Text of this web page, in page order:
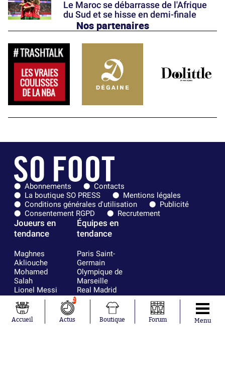
Le Maroc se débarrasse de l'Afrique
du Sud et se hisse en demi-finale
Nos partenaires
Abonnements
Contacts
La boutique SO PRESS
Mentions légales
Conditions générales d'utilisation
Publicité
Consentement RGPD
Recrutement
Joueurs en
tendance
Maghnes
Akliouche
Mohamed
Salah
Lionel Messi
Ferrán Torres
Kilian Corredor
Franco
Mastantuono
Équipes en
tendance
Paris Saint-
Germain
Olympique de
Marseille
Real Madrid
FIFA
Olympique
lyonnais
AS Monaco
Accueil
2
Actus Boutique Forum Menu